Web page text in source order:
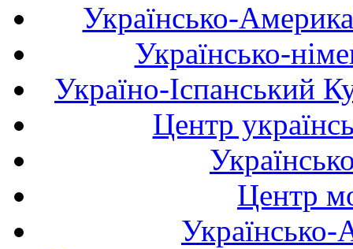
Українсько-
Українсько-
Україно-Іспанський
Центр
Центр
Українсько-